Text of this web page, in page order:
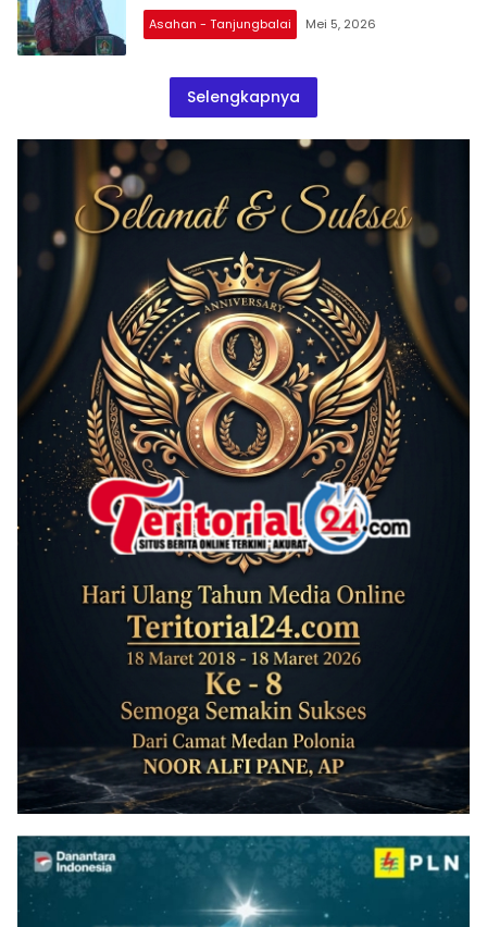
Asahan - Tanjungbalai Mei 5, 2026
Selengkapnya